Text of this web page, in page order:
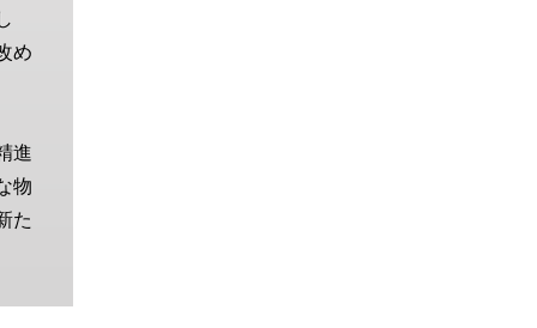
め
進
物
た